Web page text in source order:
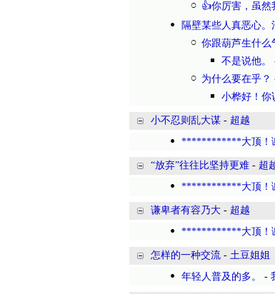
👍你厉害，虽然
隔壁某些人真恶心
你跟葫芦生什么
不是说他。
为什么要在乎？
小桦好！你
小不忍则乱大谋 - 超越
************大顶！
“放弃”往往比坚持更难 - 超
************大顶！
谦卑者有容乃大 - 超越
************大顶！
怎样的一种交流 - 土豆姐姐
年轻人普及的多。
-